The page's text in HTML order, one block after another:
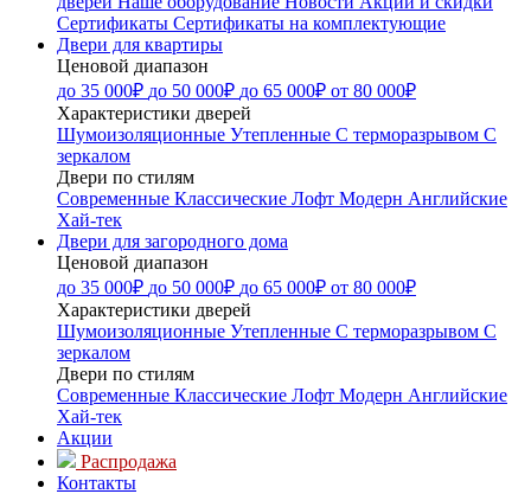
Сертификаты Сертификаты на комплектующие
Двери для квартиры
Ценовой диапазон
до 35 000₽ до 50 000₽ до 65 000₽ от 80 000₽
Характеристики дверей
Шумоизоляционные Утепленные С терморазрывом С
зеркалом
Двери по стилям
Современные Классические Лофт Модерн Английские
Хай-тек
Двери для загородного дома
Ценовой диапазон
до 35 000₽ до 50 000₽ до 65 000₽ от 80 000₽
Характеристики дверей
Шумоизоляционные Утепленные С терморазрывом С
зеркалом
Двери по стилям
Современные Классические Лофт Модерн Английские
Хай-тек
Акции
Распродажа
Контакты